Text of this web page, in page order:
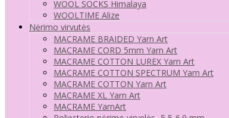
WOOL SOCKS Himalaya
WOOLTIME Alize
Nėrimo virvutės
MACRAME BRAIDED Yarn Art
MACRAME CORD 5mm Yarn Art
MACRAME COTTON LUREX Yarn Art
MACRAME COTTON SPECTRUM Yarn Art
MACRAME COTTON Yarn Art
MACRAME XL Yarn Art
MACRAME YarnArt